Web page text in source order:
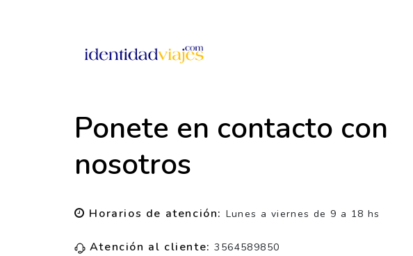
Ponete en contacto con
nosotros
Horarios de atención: Lunes a viernes de 9 a 18 hs
Atención al cliente:3564589850